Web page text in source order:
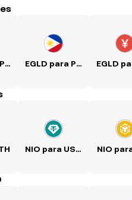
EGLD para PKR EGLD para PHP
NIO para USDT NIO